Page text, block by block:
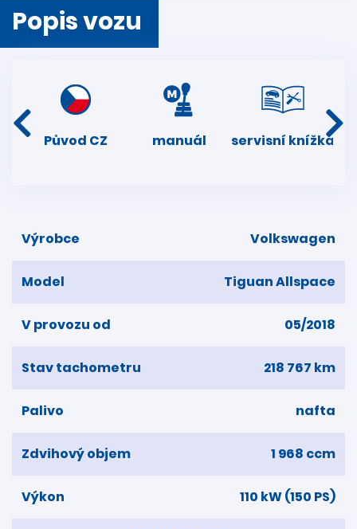
Popis vozu
Původ CZ manuál servisní knížka
Výrobce Volkswagen
Model Tiguan Allspace
V provozu od 05/2018
Stav tachometru 218 767 km
Palivo nafta
Zdvihový objem 1 968 ccm
Výkon 110 kW (150 PS)